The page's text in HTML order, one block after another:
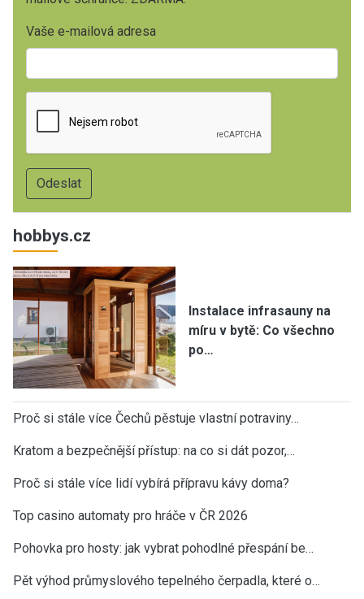
Vaše e-mailová adresa
hobbys.cz
Instalace infrasauny na
míru v bytě: Co všechno
po…
Proč si stále více Čechů pěstuje vlastní potraviny…
Kratom a bezpečnější přístup: na co si dát pozor,…
Proč si stále více lidí vybírá přípravu kávy doma?
Top casino automaty pro hráče v ČR 2026
Pohovka pro hosty: jak vybrat pohodlné přespání be…
Pět výhod průmyslového tepelného čerpadla, které o…